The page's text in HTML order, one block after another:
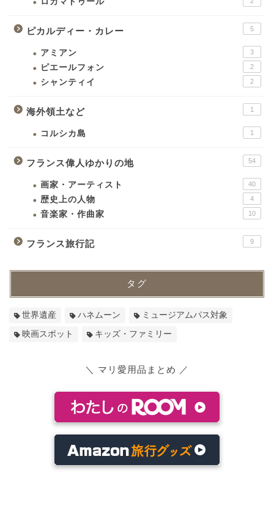
ピカルディー・カレー 5
アミアン 3
ピエールフォン 2
シャンティイ 2
海外領土など 1
コルシカ島 1
フランス偉人ゆかりの地 54
画家・アーティスト 40
歴史上の人物 4
音楽家・作曲家 10
フランス旅行記 9
タグ
世界遺産 ハネムーン ミュージアムパス対象
映画スポット キッズ・ファミリー
＼ マリ愛用品まとめ ／